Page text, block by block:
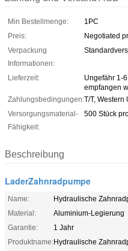
Min Bestellmenge:
1PC
Preis:
Negotiated
Verpackung
Informationen:
Lieferzeit:
Ungefähr 1-
empfangen
Zahlungsbedingungen:T/T, Western
Versorgungsmaterial-
Fähigkeit:
500 Stück
Beschreibung
LaderZahnradpumpe
Name:
Hydraulische
Material:
Aluminium-Legierung
Garantie:
1 Jahr
Produktname:Hydraulische